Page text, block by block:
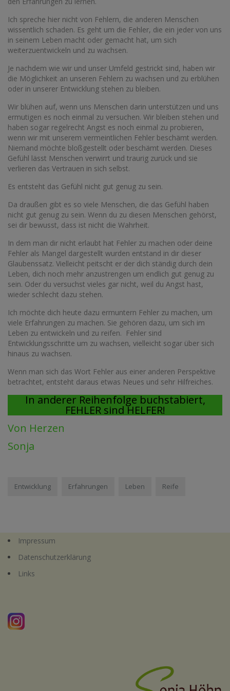
Ich spreche hier nicht von Fehlern, die anderen Menschen
wissentlich schaden. Es geht um die Fehler, die ein jeder von uns
in seinem Leben macht oder gemacht hat, um sich
weiterzuentwickeln und zu wachsen.
Je nachdem wie wir und unser Umfeld gestrickt sind, haben wir
die Möglichkeit an unseren Fehlern zu wachsen und zu erblühen
oder in unserer Entwicklung stehen zu bleiben.
Wir blühen auf, wenn uns Menschen darin unterstützen und uns
ermutigen es noch einmal zu versuchen. Wir bleiben stehen und
haben sogar regelrecht Angst es noch einmal zu probieren,
wenn wir mit unserem vermeintlichen Fehler beschämt werden.
Niemand möchte bloßgestellt oder beschämt werden. Dieses
Gefühl lässt Menschen verwirrt und traurig zurück und sie
verlieren das Vertrauen in sich selbst.
Es entsteht das Gefühl nicht gut genug zu sein.
Da draußen gibt es so viele Menschen, die das Gefühl haben
nicht gut genug zu sein. Wenn du zu diesen Menschen gehörst,
sei dir bewusst, dass ist nicht die Wahrheit.
In dem man dir nicht erlaubt hat Fehler zu machen oder deine
Fehler als Mangel dargestellt wurden entstand in dir dieser
Glaubenssatz. Vielleicht peitscht er der dich ständig durch dein
Leben, dich noch mehr anzustrengen um endlich gut genug zu
sein. Oder du versuchst vieles gar nicht, weil du Angst hast,
wieder schlecht dazu stehen.
Ich möchte dich heute dazu ermuntern Fehler zu machen, um
viele Erfahrungen zu machen. Sie gehören dazu, um sich im
Leben zu entwickeln und zu reifen. Fehler sind
Entwicklungsschritte um zu wachsen, vielleicht sogar über sich
hinaus zu wachsen.
Wenn man sich das Wort Fehler aus einer anderen Perspektive
betrachtet, entsteht daraus etwas Neues und sehr Hilfreiches.
In anderer Reihenfolge buchstabiert,
FEHLER sind HELFER!
Von Herzen
Sonja
Entwicklung Erfahrungen Leben Reife
Impressum
Datenschutzerklärung
Links